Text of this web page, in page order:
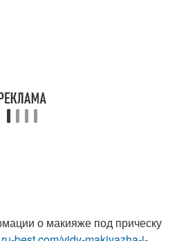
о макияже под прическу